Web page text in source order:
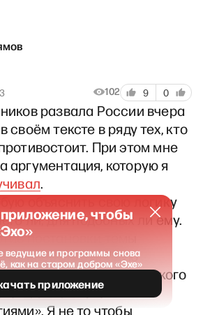
102 9 0
развала России вчера
своём тексте в ряду тех, кто
При этом мне
аргументация, которую я
.
объяснить свою логику
ли, для подобных ли ему.
постановки темы
в повестку в первую
прагматического
называть это
Я не то чтобы
чтобы
и программы снова
как на старом добром «Эхе»
приложение